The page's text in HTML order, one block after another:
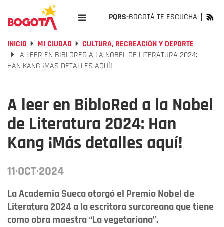
PQRS-BOGOTÁ TE ESCUCHA
INICIO MI CIUDAD
CULTURA, RECREACIÓN Y DEPORTE
A LEER EN BIBLORED A LA NOBEL DE LITERATURA 2024:
HAN KANG ¡MÁS DETALLES AQUÍ!
A leer en BibloRed a la Nobel
de Literatura 2024: Han
Kang ¡Más detalles aquí!
11·OCT·2024
La Academia Sueca otorgó el Premio Nobel de
Literatura 2024 a la escritora surcoreana que tiene
como obra maestra “La vegetariana”.